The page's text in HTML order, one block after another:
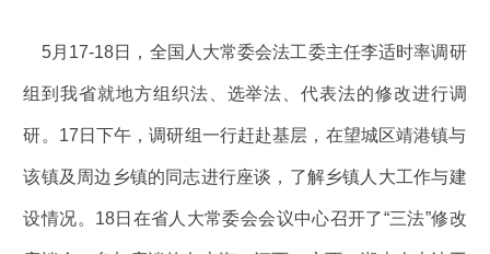
5月17-18日，全国人大常委会法工委主任李适时率调研
组到我省就地方组织法、选举法、代表法的修改进行调
研。17日下午，调研组一行赶赴基层，在望城区靖港镇与
该镇及周边乡镇的同志进行座谈，了解乡镇人大工作与建
设情况。18日在省人大常委会会议中心召开了“三法”修改